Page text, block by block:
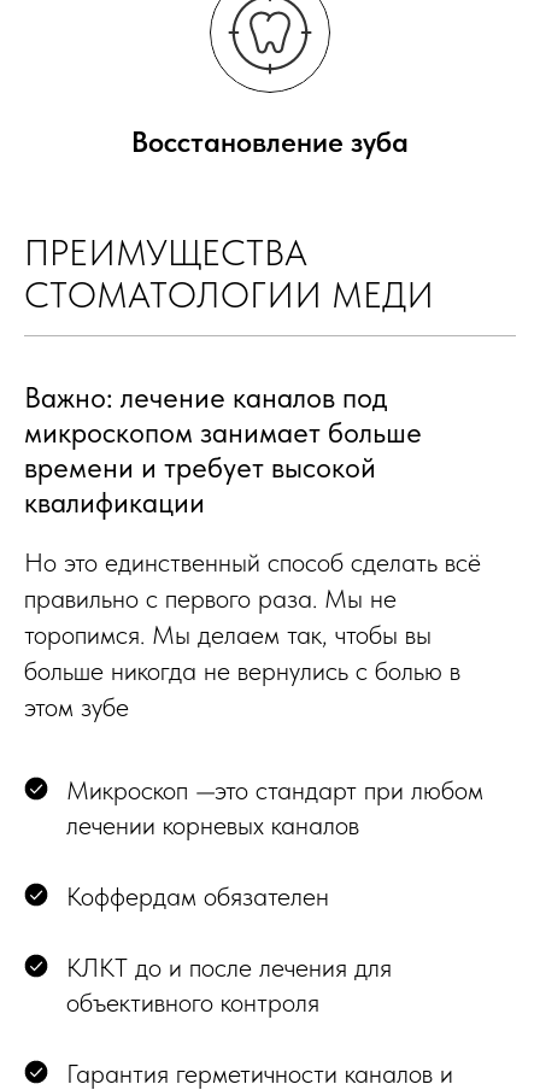
Восстановление зуба
ПРЕИМУЩЕСТВА
СТОМАТОЛОГИИ МЕДИ
Важно: лечение каналов под
микроскопом занимает больше
времени и требует высокой
квалификации
Но это единственный способ сделать всё
правильно с первого раза. Мы не
торопимся. Мы делаем так, чтобы вы
больше никогда не вернулись с болью в
этом зубе
Микроскоп —это стандарт при любом
лечении корневых каналов
Коффердам обязателен
КЛКТ до и после лечения для
объективного контроля
Гарантия герметичности каналов и